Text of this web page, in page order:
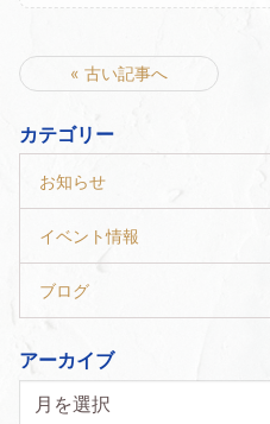
« 古い記事へ
カテゴリー
お知らせ
イベント情報
ブログ
アーカイブ